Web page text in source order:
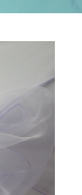
à la liste
d’envies